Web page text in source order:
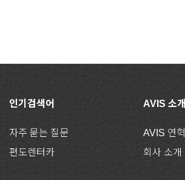
인기검색어
자주 묻는 질문
편도렌터카
AVIS 소개
AVIS 연혁
회사 소개